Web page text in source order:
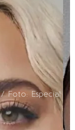
Foto: Especial